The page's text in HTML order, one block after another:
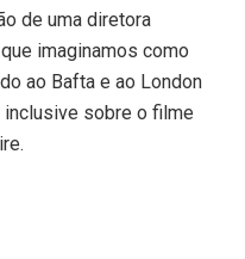
de uma diretora
imaginamos como
ao Bafta e ao London
inclusive sobre o filme